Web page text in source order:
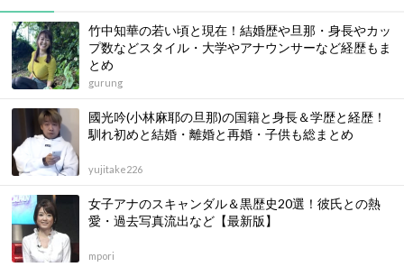
竹中知華の若い頃と現在！結婚歴や旦那・身長やカッ
プ数などスタイル・大学やアナウンサーなど経歴もま
とめ
gurung
國光吟(小林麻耶の旦那)の国籍と身長＆学歴と経歴！
馴れ初めと結婚・離婚と再婚・子供も総まとめ
yujitake226
女子アナのスキャンダル＆黒歴史20選！彼氏との熱
愛・過去写真流出など【最新版】
mpori